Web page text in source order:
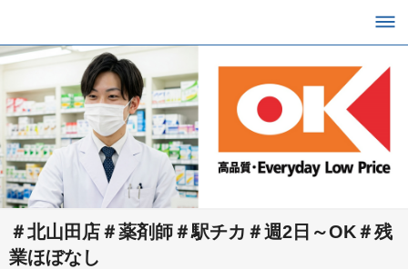
＃北山田店＃薬剤師＃駅チカ＃週2日～OK＃残
業ほぼなし